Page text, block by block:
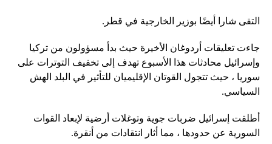
التقى شارا أيضًا بوزير الخارجية في قطر.
جاءت تعليقات أردوغان الأخيرة حيث بدأ مسؤولون من تركيا
وإسرائيل محادثات هذا الأسبوع تهدف إلى تخفيف التوترات على
سوريا ، حيث تتجول القوتان الإقليميان للتأثير في البلد الهش
السياسي.
أطلقت إسرائيل ضربات جوية وتوغلات أرضية لإبعاد القوات
السورية عن حدودها ، مما أثار انتقادات من أنقرة.